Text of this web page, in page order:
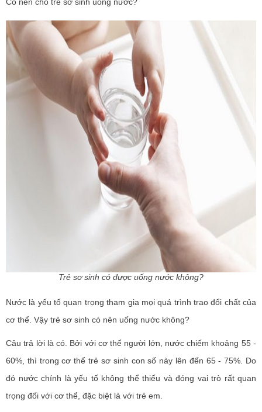
Trẻ sơ sinh có được uống nước không?
Nước là yếu tố quan trọng tham gia mọi quá trình trao đổi chất của
cơ thể. Vậy trẻ sơ sinh có nên uống nước không?
Câu trả lời là có. Bởi với cơ thể người lớn, nước chiếm khoảng 55 -
60%, thì trong cơ thể trẻ sơ sinh con số này lên đến 65 - 75%. Do
đó nước chính là yếu tố không thể thiếu và đóng vai trò rất quan
trọng đối với cơ thể, đặc biệt là với trẻ em.